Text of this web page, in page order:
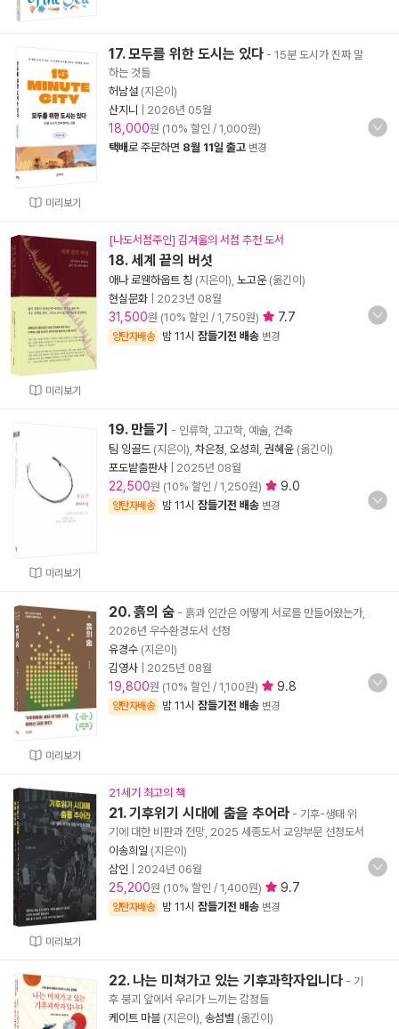
미리보기
17. 모두를 위한 도시는 있다 - 15분 도시가 진짜 말
하는 것들
허남설 (지은이)
산지니
2026년 05월
18,000원 (10% 할인 / 1,000원)
택배로 주문하면 8월 11일 출고 변경
미리보기
[나도서점주인] 김겨울의 서점 추천 도서
18. 세계 끝의 버섯
애나 로웬하웁트 칭 (지은이), 노고운(옮긴이)
현실문화
2023년 08월
31,500원 (10% 할인 / 1,750원) 7.7
양탄자배송 밤 11시 잠들기전 배송 변경
미리보기
19. 만들기
- 인류학, 고고학, 예술, 건축
팀 잉골드 (지은이), 차은정 오성희 권혜윤 (옮긴이)
포도밭출판사
2025년 08월
22,500원 (10% 할인 / 1,250원) 9.0
양탄자배송 밤 11시 잠들기전 배송 변경
미리보기
20. 흙의 숨 - 흙과 인간은 어떻게 서로를 만들어왔는가,
2026년 우수환경도서 선정
유경수 (지은이)
김영사
2025년 08월
19,800원 (10% 할인 / 1,100원) 9.8
양탄자배송 밤 11시 잠들기전 배송 변경
미리보기
21세기 최고의 책
21. 기후위기 시대에 춤을 추어라 - 기후-생태 위
기에 대한 비판과 전망, 2025 세종도서 교양부문 선정도서
이송희일 (지은이)
삼인
2024년 06월
25,200원 (10% 할인 / 1,400원) 9.7
양탄자배송 밤 11시 잠들기전 배송 변경
22. 나는 미쳐가고 있는 기후과학자입니다 - 기
후 붕괴 앞에서 우리가 느끼는 감정들
케이트 마블 (지은이), 송섬별 (옮긴이)